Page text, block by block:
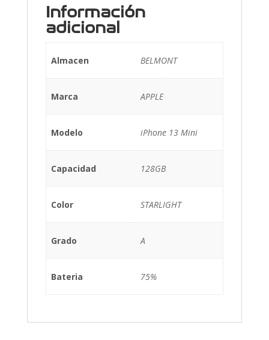
Información
adicional
Almacen BELMONT
Marca APPLE
Modelo iPhone 13 Mini
Capacidad 128GB
Color STARLIGHT
Grado A
Bateria 75%